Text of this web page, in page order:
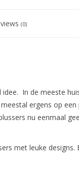
(0)
In de meeste
ergens op een
nu eenmaal
met leuke designs.